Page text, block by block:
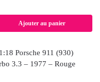
Ajouter au panier